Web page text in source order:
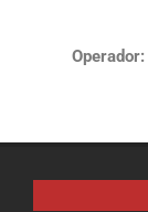
Operador: